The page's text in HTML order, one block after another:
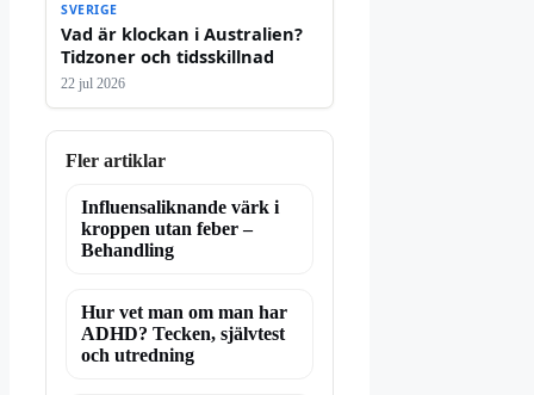
SVERIGE
Vad är klockan i Australien?
Tidzoner och tidsskillnad
22 jul 2026
Fler artiklar
Influensaliknande värk i
kroppen utan feber –
Behandling
Hur vet man om man har
ADHD? Tecken, självtest
och utredning